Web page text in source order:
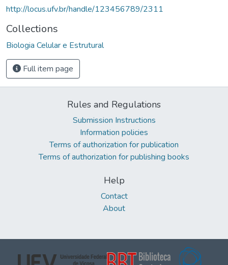
http://locus.ufv.br/handle/123456789/2311
Collections
Biologia Celular e Estrutural
Full item page
Rules and Regulations
Submission Instructions
Information policies
Terms of authorization for publication
Terms of authorization for publishing books
Help
Contact
About